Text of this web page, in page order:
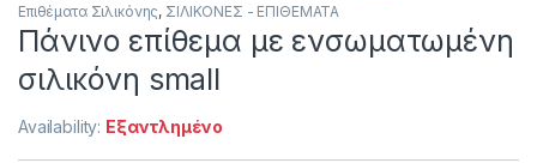
Επιθέματα Σιλικόνης, ΣΙΛΙΚΟΝΕΣ - ΕΠΙΘΕΜΑΤΑ
Πάνινο επίθεμα με ενσωματωμένη
σιλικόνη small
Availability: Εξαντλημένο